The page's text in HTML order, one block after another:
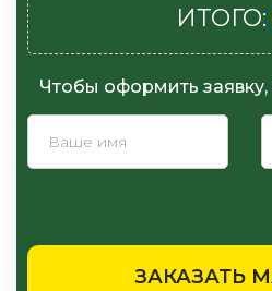
Чтобы оформить
ИТОГО:
ЗАКАЗАТЬ